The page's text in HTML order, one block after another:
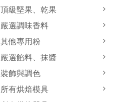
頂級堅果、乾果
嚴選調味香料
其他專用粉
嚴選餡料、抹醬
裝飾與調色
所有烘焙模具